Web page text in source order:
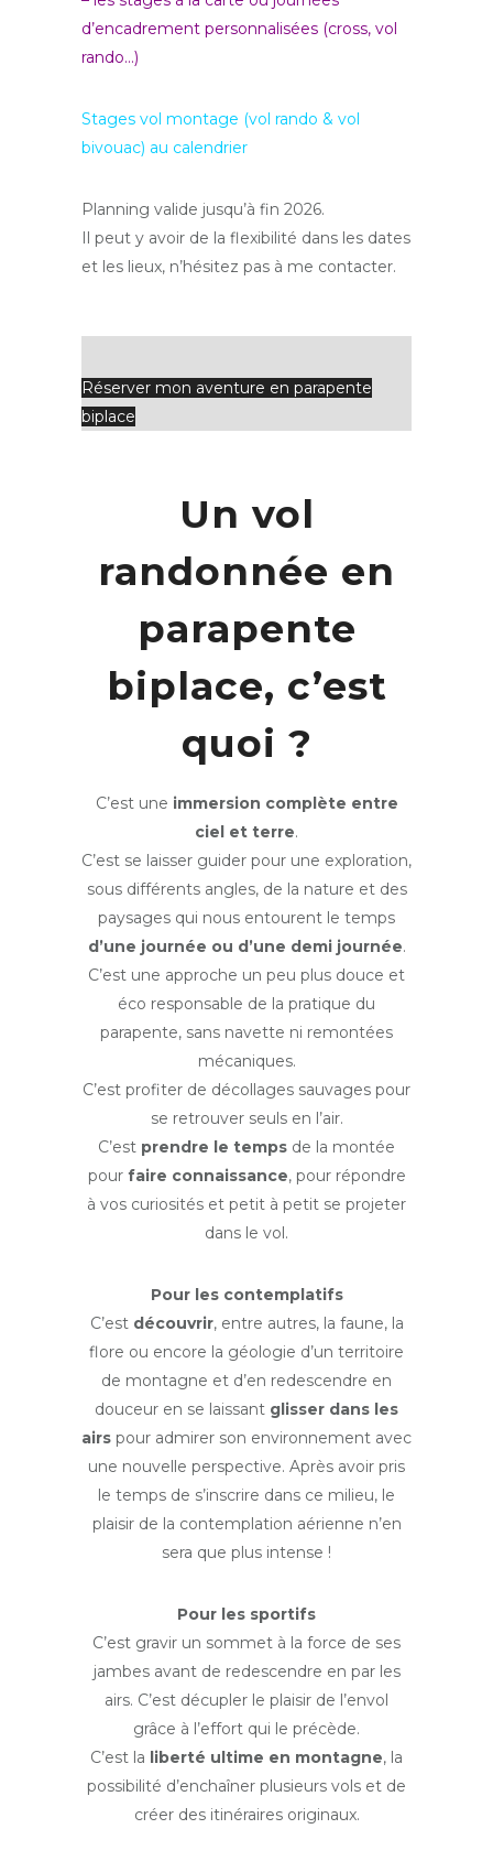
d’encadrement personnalisées (cross, vol
rando…)
Stages vol montage (vol rando & vol
bivouac) au calendrier
Planning valide jusqu’à fin 2026.
Il peut y avoir de la flexibilité dans les dates
et les lieux, n’hésitez pas à me contacter.
Réserver mon aventure en parapente
biplace
Un vol
randonnée en
parapente
biplace, c’est
quoi ?
C’est une immersion complète entre
ciel et terre.
C’est se laisser guider pour une exploration,
sous différents angles, de la nature et des
paysages qui nous entourent le temps
d’une journée ou d’une demi journée.
C’est une approche un peu plus douce et
éco responsable de la pratique du
parapente, sans navette ni remontées
mécaniques.
C’est profiter de décollages sauvages pour
se retrouver seuls en l’air.
C’est prendre le temps de la montée
pour faire connaissance, pour répondre
à vos curiosités et petit à petit se projeter
dans le vol.
Pour les contemplatifs
C’est découvrir, entre autres, la faune, la
flore ou encore la géologie d’un territoire
de montagne et d’en redescendre en
douceur en se laissant glisser dans les
airs pour admirer son environnement avec
une nouvelle perspective. Après avoir pris
le temps de s’inscrire dans ce milieu, le
plaisir de la contemplation aérienne n’en
sera que plus intense !
Pour les sportifs
C’est gravir un sommet à la force de ses
jambes avant de redescendre en par les
airs. C’est décupler le plaisir de l’envol
grâce à l’effort qui le précède.
C’est la liberté ultime en montagne, la
possibilité d’enchaîner plusieurs vols et de
créer des itinéraires originaux.